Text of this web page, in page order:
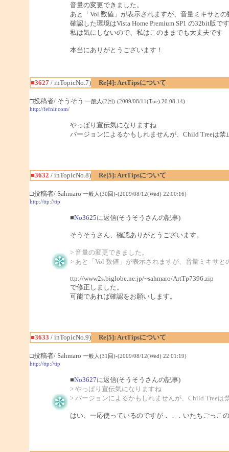
音量の変更できました。
あと「Vol 数値」が表示されますが、音量ミキサと
確認した環境はVista Home Premium SP1 の32bit版で
私は気にしないので、私はこのままでも大丈夫です
本当にありがとうございます！
■3627/ inTopicNo.7) Re[4]: ArtTipsについて
□投稿者/ そうそう 一般人(2回)-(2009/08/11(Tue) 20:08:14)
http://fefnir.com/
やっぱり宣伝気になりますね
バージョンによるかもしれませんが、Child Treeは
■3632 / inTopicNo.8) Re[5]: ArtTipsについて
□投稿者/ Sahmaro 一般人(30回)-(2009/08/12(Wed) 22:00:16)
http://ttp://ttp
■No3625に返信(そうそうさんの記事)
そうそうさん、確認ありがとうございます。
> 音量の変更できました。
> あと「Vol 数値」が表示されますが、音量ミキサ
ttp://www2s.biglobe.ne.jp/~sahmaro/ArtTp7396.zip
で修正しました。
可能であれば確認をお願いします。
■3633 / inTopicNo.9) Re[5]: ArtTipsについて
□投稿者/ Sahmaro 一般人(31回)-(2009/08/12(Wed) 22:01:19)
http://ttp://ttp
■No3627に返信(そうそうさんの記事)
> やっぱり宣伝気になりますね
> バージョンによるかもしれませんが、Child Treeは
はい、一応使っているのですが．．．いたちごっこ